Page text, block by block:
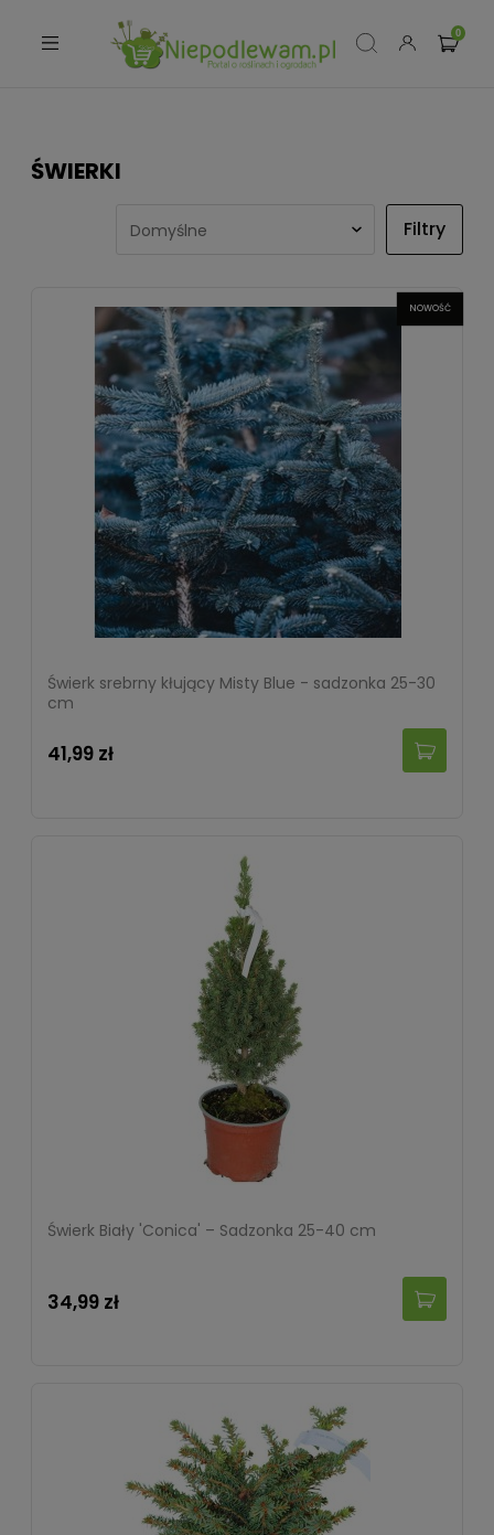
ŚWIERKI
Filtry
Świerk srebrny kłujący Misty Blue - sadzonka 25-30
cm
41,99 zł
NOWOŚĆ
Świerk Biały 'Conica' – Sadzonka 25-40 cm
34,99 zł